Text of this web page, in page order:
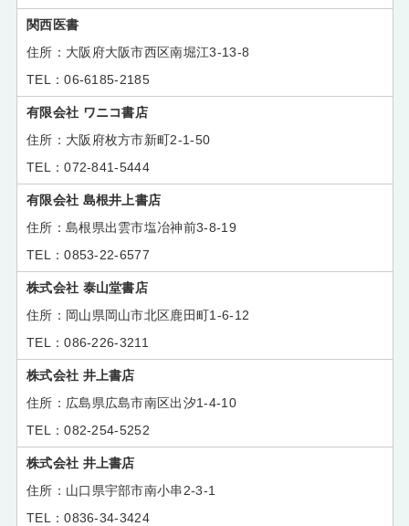
関西医書
大阪府大阪市西区南堀江3-13-8
06-6185-2185
有限会社 ワニコ書店
大阪府枚方市新町2-1-50
072-841-5444
有限会社 島根井上書店
島根県出雲市塩冶神前3-8-19
0853-22-6577
株式会社 泰山堂書店
岡山県岡山市北区鹿田町1-6-12
086-226-3211
株式会社 井上書店
広島県広島市南区出汐1-4-10
082-254-5252
株式会社 井上書店
山口県宇部市南小串2-3-1
0836-34-3424